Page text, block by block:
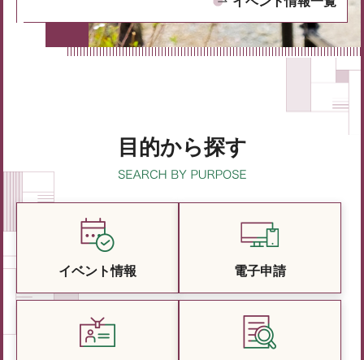
目的から探す
イベント情報 電子申請